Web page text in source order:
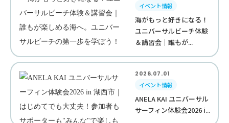
イベント情報
海がもっと好きになる！
ユニバーサルビーチ体験
＆講習会｜誰もが...
2026.07.01
イベント情報
ANELA KAI ユニバーサル
サーフィン体験会2026 i...